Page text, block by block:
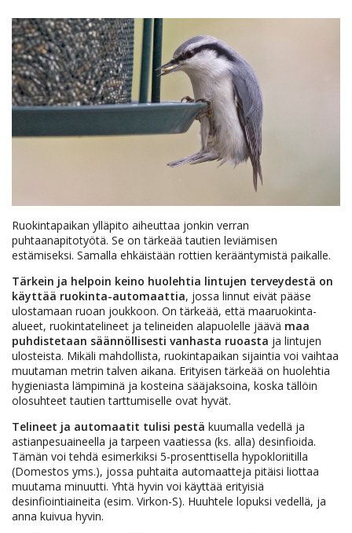
Ruokintapaikan ylläpito aiheuttaa jonkin verran
puhtaanapitotyötä. Se on tärkeää tautien leviämisen
estämiseksi. Samalla ehkäistään rottien kerääntymistä paikalle.
Tärkein ja helpoin keino huolehtia lintujen terveydestä on
käyttää ruokinta-automaattia, jossa linnut eivät pääse
ulostamaan ruoan joukkoon. On tärkeää, että maaruokinta-
alueet, ruokintatelineet ja telineiden alapuolelle jäävä maa
puhdistetaan säännöllisesti vanhasta ruoasta ja lintujen
ulosteista. Mikäli mahdollista, ruokintapaikan sijaintia voi vaihtaa
muutaman metrin talven aikana. Erityisen tärkeää on huolehtia
hygieniasta lämpiminä ja kosteina sääjaksoina, koska tällöin
olosuhteet tautien tarttumiselle ovat hyvät.
Telineet ja automaatit tulisi pestä kuumalla vedellä ja
astianpesuaineella ja tarpeen vaatiessa (ks. alla) desinfioida.
Tämän voi tehdä esimerkiksi 5-prosenttisella hypokloriitilla
(Domestos yms.), jossa puhtaita automaatteja pitäisi liottaa
muutama minuutti. Yhtä hyvin voi käyttää erityisiä
desinfiointiaineita (esim. Virkon-S). Huuhtele lopuksi vedellä, ja
anna kuivua hyvin.